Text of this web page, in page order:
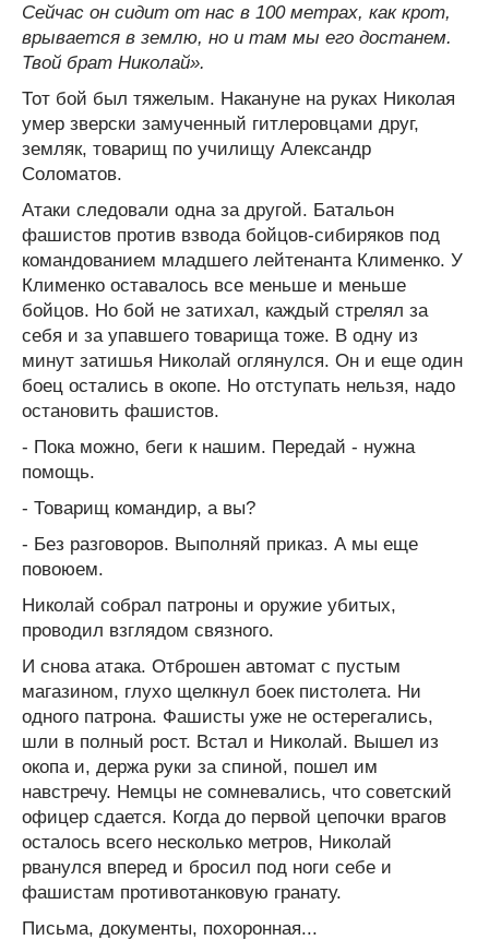
Сейчас он сидит от нас в 100 метрах, как крот,
врывается в землю, но и там мы его достанем.
Твой брат Николай».
Тот бой был тяжелым. Накануне на руках Николая
умер зверски замученный гитлеровцами друг,
земляк, товарищ по училищу Александр
Соломатов.
Атаки следовали одна за другой. Батальон
фашистов против взвода бойцов-сибиряков под
командованием младшего лейтенанта Клименко. У
Клименко оставалось все меньше и меньше
бойцов. Но бой не затихал, каждый стрелял за
себя и за упавшего товарища тоже. В одну из
минут затишья Николай оглянулся. Он и еще один
боец остались в окопе. Но отступать нельзя, надо
остановить фашистов.
- Пока можно, беги к нашим. Передай - нужна
помощь.
- Товарищ командир, а вы?
- Без разговоров. Выполняй приказ. А мы еще
повоюем.
Николай собрал патроны и оружие убитых,
проводил взглядом связного.
И снова атака. Отброшен автомат с пустым
магазином, глухо щелкнул боек пистолета. Ни
одного патрона. Фашисты уже не остерегались,
шли в полный рост. Встал и Николай. Вышел из
окопа и, держа руки за спиной, пошел им
навстречу. Немцы не сомневались, что советский
офицер сдается. Когда до первой цепочки врагов
осталось всего несколько метров, Николай
рванулся вперед и бросил под ноги себе и
фашистам противотанковую гранату.
Письма, документы, похоронная...